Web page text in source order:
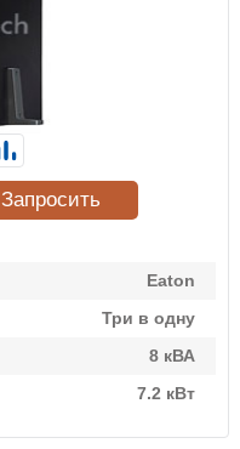
Eaton
Три в одну
8 кВА
7.2 кВт
Запросить